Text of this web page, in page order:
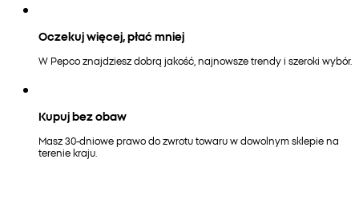
Oczekuj więcej, płać mniej
W Pepco znajdziesz dobrą jakość, najnowsze trendy i szeroki wybór.
Kupuj bez obaw
Masz 30-dniowe prawo do zwrotu towaru w dowolnym sklepie na
terenie kraju.